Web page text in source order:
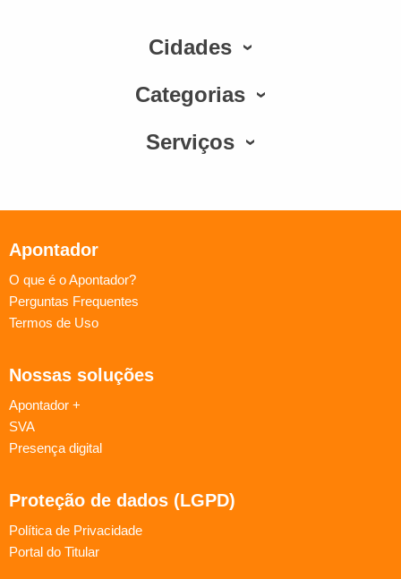
Cidades
Categorias
Serviços
Apontador
O que é o Apontador?
Perguntas Frequentes
Termos de Uso
Nossas soluções
Apontador +
SVA
Presença digital
Proteção de dados (LGPD)
Política de Privacidade
Portal do Titular